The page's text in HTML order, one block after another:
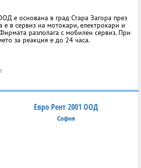
е основана в град Стара Загора през
е в сервиз на мотокари, електрокари и
разполага с мобилен сервиз. При
за реакция е до 24 часа.
Евро Рент 2001 ООД
София